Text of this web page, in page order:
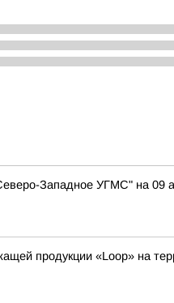
Западное УГМС" на 09
продукции «Loop» на